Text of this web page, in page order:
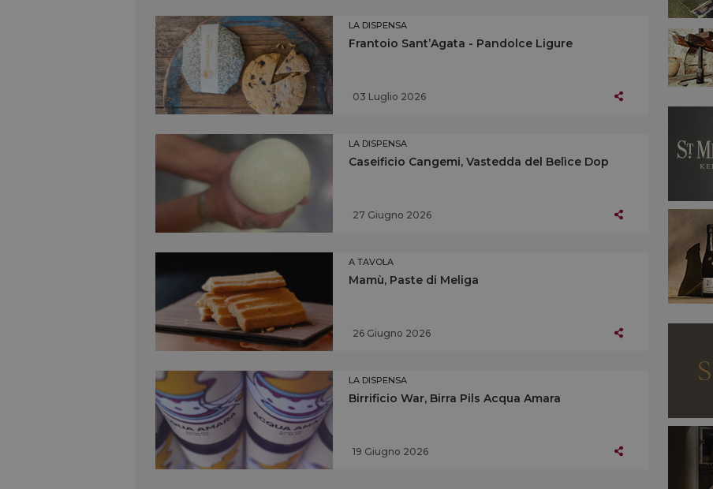
LA DISPENSA
Frantoio Sant’Agata - Pandolce Ligure
03 Luglio 2026
LA DISPENSA
Caseificio Cangemi, Vastedda del Belìce Dop
27 Giugno 2026
A TAVOLA
Mamù, Paste di Meliga
26 Giugno 2026
LA DISPENSA
Birrificio War, Birra Pils Acqua Amara
19 Giugno 2026